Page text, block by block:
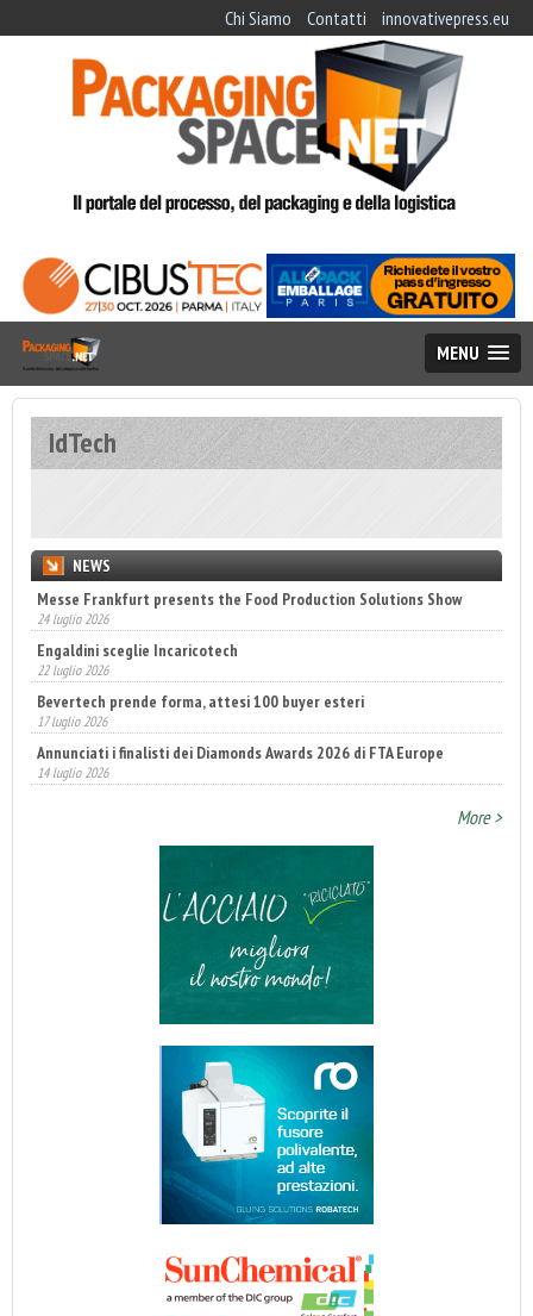
Chi Siamo Contatti innovativepress.eu
MENU
IdTech
NEWS
Messe Frankfurt presents the Food Production Solutions Show
24 luglio 2026
Engaldini sceglie Incaricotech
22 luglio 2026
Bevertech prende forma, attesi 100 buyer esteri
17 luglio 2026
Annunciati i finalisti dei Diamonds Awards 2026 di FTA Europe
14 luglio 2026
More >